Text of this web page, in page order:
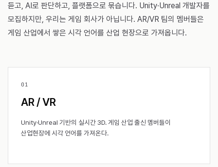
듣고, AI로 판단하고, 플랫폼으로 묶습니다. Unity·Unreal 개발자를
모집하지만, 우리는 게임 회사가 아닙니다. AR/VR 팀의 멤버들은
게임 산업에서 쌓은 시각 언어를 산업 현장으로 가져옵니다.
0 1
AR / VR
Unity·Unreal 기반의 실시간 3D. 게임 산업 출신 멤버들이
산업현장에 시각 언어를 가져온다.